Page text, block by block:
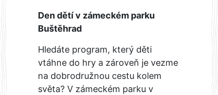
Den dětí v zámeckém parku
Buštěhrad
Hledáte program, který děti
vtáhne do hry a zároveň je vezme
na dobrodružnou cestu kolem
světa? V zámeckém parku v